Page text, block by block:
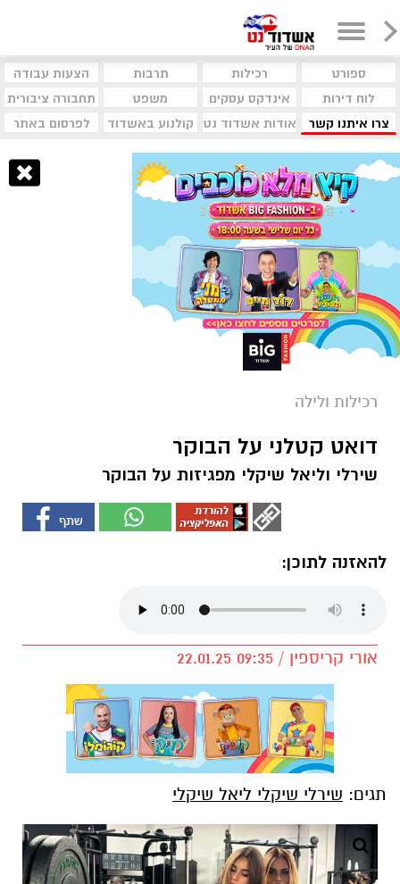
ספורט רכילות תרבות
הצעות עבודה
לוח דירות
אינדקס עסקים משפט
תחבורה ציבורית
צרו איתנו קשר
אודות אשדוד נט קולנוע באשדוד לפרסום באתר
רכילות ולילה
דואט קטלני על הבוקר
שירלי וליאל שיקלי מפגיזות על הבוקר
להאזנה לתוכן:
אורי קריספין / 09:35 22.01.25
תגים: שירלי שיקלי ליאל שיקלי